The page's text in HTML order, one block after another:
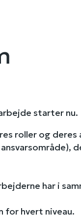
starter nu.
roller og deres
har i
for hvert niveau.